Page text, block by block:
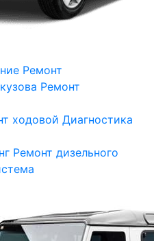
Ремонт
Ремонт
ходовой Диагностика
Ремонт дизельного